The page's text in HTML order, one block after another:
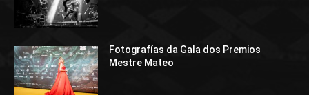
Fotografías da Gala dos Premios
Mestre Mateo